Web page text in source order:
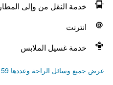
خدمة النقل من وإلى المطار
انترنت
خدمة غسيل الملابس
عرض جميع وسائل الراحة وعددها 59